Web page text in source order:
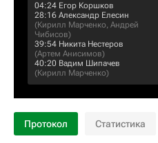
04:24 Егор Коршков
28:16 Александр Елесин
(Кирилл Марченко, Андрей
Чибисов)
39:54 Никита Нестеров
(Артем Анисимов)
40:20 Вадим Шипачев
(Кирилл Марченко)
Протокол Статистика